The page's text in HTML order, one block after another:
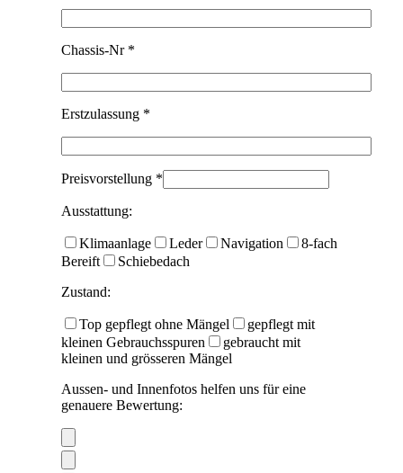
Chassis-Nr *
Erstzulassung *
Preisvorstellung *
Ausstattung:
Klimaanlage Leder Navigation
8-fach
Bereift
Schiebedach
Zustand:
Top gepflegt ohne Mängel
gepflegt mit
kleinen Gebrauchsspuren
gebraucht mit
kleinen und grösseren Mängel
Aussen- und Innenfotos helfen uns für eine
genauere Bewertung: